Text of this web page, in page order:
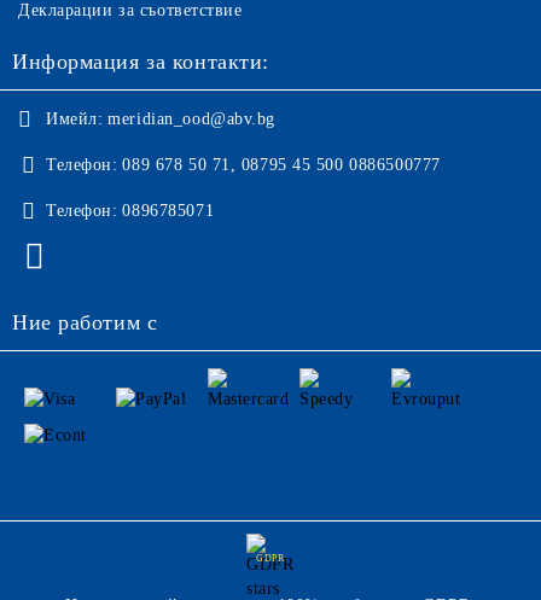
Декларации за съответствие
Информация за контакти:
Имейл: meridian_ood@abv.bg
Телефон: 089 678 50 71, 08795 45 500 0886500777
Телефон: 0896785071
Ние работим с
GDPR